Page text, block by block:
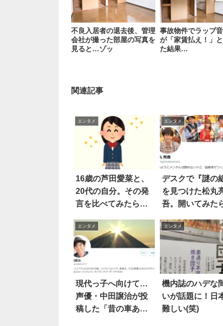
不良入居者の退去後、管理
会社が撮った部屋の写真を
見ると…ゾッ
事故物件でラップ
が「家賃払え！」
た結果…
関連記事
エンタメ
16歳の芦田愛菜と、
20代の自分。その発
言を比べてみたら…
エンタメ
デスクで『謎の
を見つけた松丸
吾。開いてみた
エンタメ
現代っ子へ向けて…
声優・中田譲治が投
稿した「昔の車ある
エンタメ
機内誌のハデな
いが話題に！日
難しい(笑)